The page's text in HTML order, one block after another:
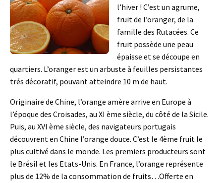
l’hiver ! C’est un agrume,
fruit de l’oranger, de la
famille des Rutacées. Ce
fruit possède une peau
épaisse et se découpe en
quartiers. L’oranger est un arbuste à feuilles persistantes
trés décoratif, pouvant atteindre 10 m de haut.
Originaire de Chine, l’orange amère arrive en Europe à
l’époque des Croisades, au XI ème siècle, du côté de la Sicile.
Puis, au XVI ème siècle, des navigateurs portugais
découvrent en Chine l’orange douce. C’est le 4ème fruit le
plus cultivé dans le monde. Les premiers producteurs sont
le Brésil et les Etats-Unis. En France, l’orange représente
plus de 12% de la consommation de fruits…Offerte en